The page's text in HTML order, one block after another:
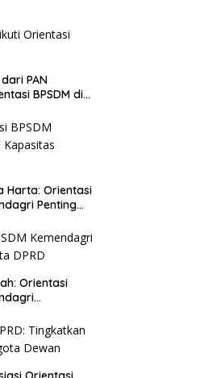
PAN
BPSDM di
Harta: Orientasi
Penting
Orientasi